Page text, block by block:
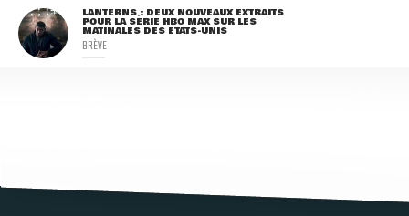
LANTERNS : DEUX NOUVEAUX EXTRAITS
POUR LA SÉRIE HBO MAX SUR LES
MATINALES DES ETATS-UNIS
BRÈVE